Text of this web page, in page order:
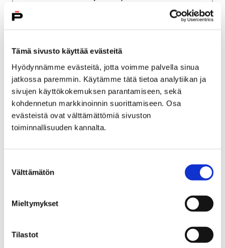
Tämä sivusto käyttää evästeitä
Hyödynnämme evästeitä, jotta voimme palvella sinua
jatkossa paremmin. Käytämme tätä tietoa analytiikan ja
sivujen käyttökokemuksen parantamiseen, sekä
kohdennetun markkinoinnin suorittamiseen. Osa
evästeistä ovat välttämättömiä sivuston
toiminnallisuuden kannalta.
valinta
Välttämätön
Mieltymykset
Tilastot
täyskustannushinnat
Perusturvan vieraskunta-
ja täyskustannushinnat
Luvat ja valvonta
Ympäristöluvat ja valvonta
Ympäristöluvat ja